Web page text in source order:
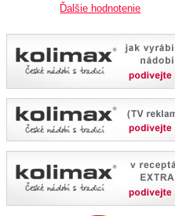
Ďalšie hodnotenie